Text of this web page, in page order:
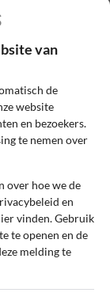
en het
van
de
website
en bezoekers.
te nemen over
over hoe we de
en
vinden. Gebruik
te openen en de
melding te